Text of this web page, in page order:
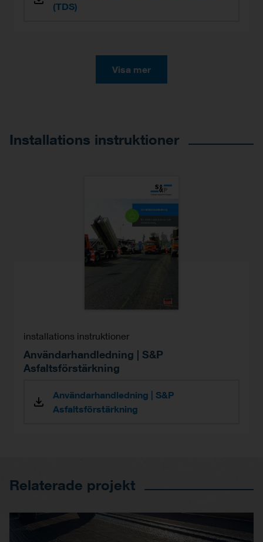
(TDS)
Visa mer
Installations instruktioner
installations instruktioner
Användarhandledning | S&P
Asfaltsförstärkning
Användarhandledning | S&P
Asfaltsförstärkning
Relaterade projekt